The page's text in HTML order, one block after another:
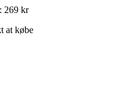
269 kr
at købe